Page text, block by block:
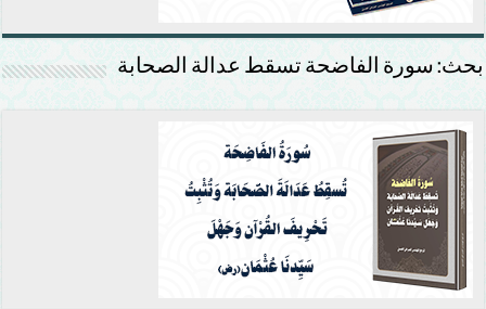
بحث: سورة الفاضحة تسقط عدالة الصحابة